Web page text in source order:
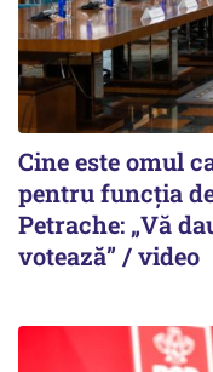
Cine este omul
pentru funcția
Petrache: „Vă
votează” / video